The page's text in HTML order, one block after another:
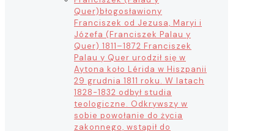
Quer)błogosławiony
Franciszek od Jezusa, Maryi i
Józefa (Franciszek Palau y
Quer) 1811–1872 Franciszek
Palau y Quer urodził się w
Aytona koło Lérida w Hiszpanii
29 grudnia 1811 roku. W latach
1828-1832 odbył studia
teologiczne. Odkrywszy w
sobie powołanie do życia
zakonnego, wstąpił do